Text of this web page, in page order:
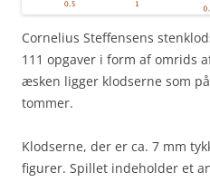
Cornelius Steffensens
111 opgaver i form af omrids
æsken ligger klodserne som
tommer.
Klodserne, der er ca. 7 mm
figurer. Spillet indeholder et